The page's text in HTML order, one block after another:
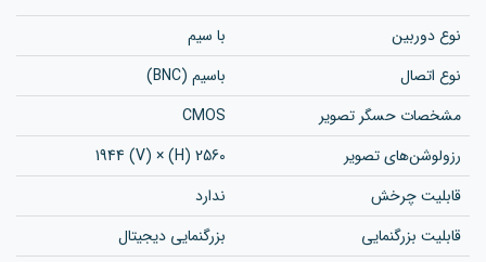
نوع دوربین
با سیم
نوع اتصال
باسیم (BNC)
مشخصات حسگر تصویر
CMOS
رزولوشن‌های تصویر
2560 (H) × 1944 (V)
قابلیت چرخش
ندارد
قابلیت بزرگنمایی
بزرگنمایی دیجیتال